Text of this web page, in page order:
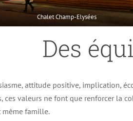
Chalet Champ-Elysées
Des
attitude positive, implication,
ces valeurs ne font que renforcer la
même famille.